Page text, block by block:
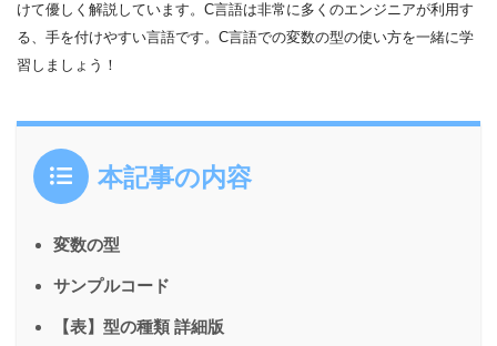
けて優しく解説しています。C言語は非常に多くのエンジニアが利用す
る、手を付けやすい言語です。C言語での変数の型の使い方を一緒に学
習しましょう！
本記事の内容
変数の型
サンプルコード
【表】型の種類 詳細版